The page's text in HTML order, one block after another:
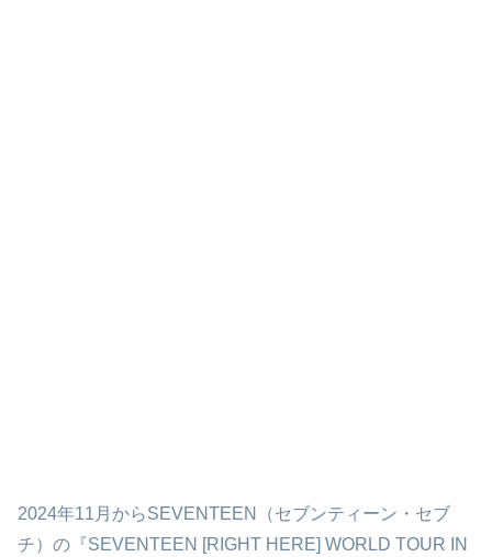
2024年11月からSEVENTEEN（セブンティーン・セブ
チ）の『SEVENTEEN [RIGHT HERE] WORLD TOUR IN